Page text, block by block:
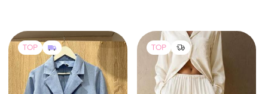
TOP TOP